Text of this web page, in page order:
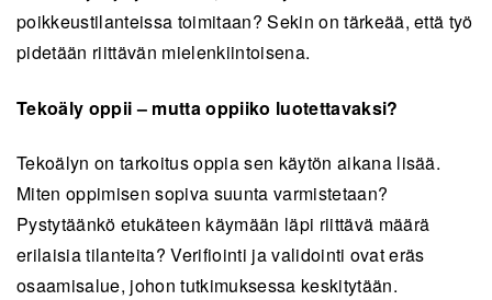
poikkeustilanteissa toimitaan? Sekin on tärkeää, että työ
pidetään riittävän mielenkiintoisena.
Tekoäly oppii – mutta oppiiko luotettavaksi?
Tekoälyn on tarkoitus oppia sen käytön aikana lisää.
Miten oppimisen sopiva suunta varmistetaan?
Pystytäänkö etukäteen käymään läpi riittävä määrä
erilaisia tilanteita? Verifiointi ja validointi ovat eräs
osaamisalue, johon tutkimuksessa keskitytään.